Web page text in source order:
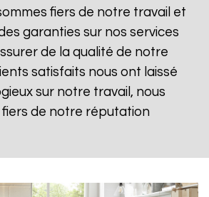
fiers de notre travail et
garanties sur nos services
de la qualité de notre
satisfaits nous ont laissé
sur notre travail, nous
fiers de notre réputation